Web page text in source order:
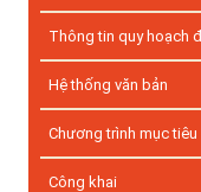
Thông tin quy hoạch
Hệ thống văn bản
Chương trình mục
Công khai